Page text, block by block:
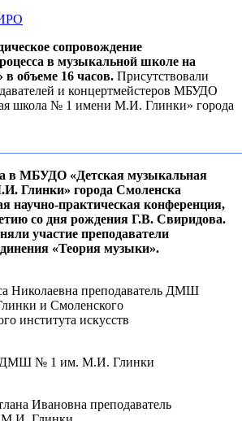
сопровождение
в музыкальной школе на
в объеме 16 часов. Присутствовали
и концертмейстеров МБУДО
школа № 1 имени М.И. Глинки» города
в МБУДО «Детская музыкальная
Глинки» города Смоленска
научно-практическая конференция,
со дня рождения Г.В. Свиридова.
участие преподаватели
«Теория музыки».
Николаевна преподаватель ДМШ
и Cмоленского
института искусств
ДМШ № 1 им. М.И. Глинки
Ивановна преподаватель